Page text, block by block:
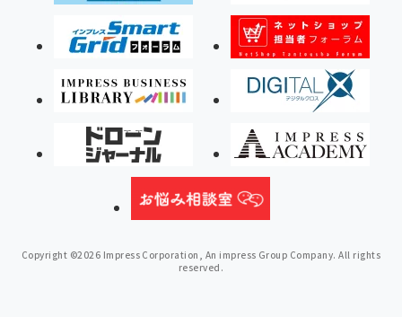
Copyright ©2026 Impress Corporation, An impress Group Company. All rights
reserved.